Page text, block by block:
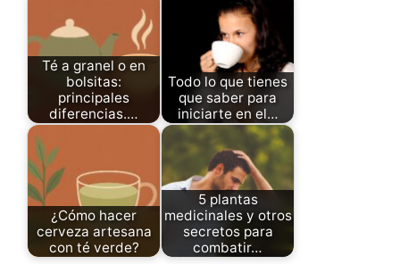
Té a granel o en
bolsitas:
principales
diferencias.…
Todo lo que tienes
que saber para
iniciarte en el…
¿Cómo hacer
cerveza artesana
con té verde?
5 plantas
medicinales y otros
secretos para
combatir…